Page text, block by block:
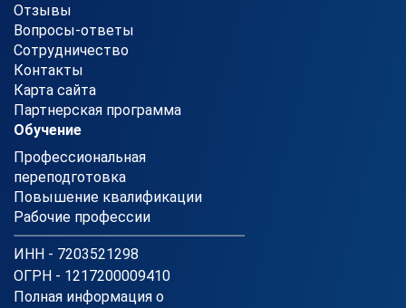
Отзывы
Вопросы-ответы
Сотрудничество
Контакты
Карта сайта
Партнерская программа
Обучение
Профессиональная
переподготовка
Повышение квалификации
Рабочие профессии
ИНН - 7203521298
ОГРН - 1217200009410
Полная информация о